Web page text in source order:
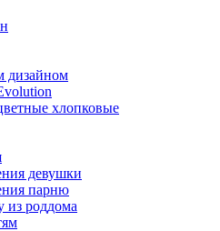
дизайном
хлопковые
девушки
парню
из роддома